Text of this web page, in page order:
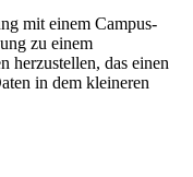
mit einem Campus-
zu einem
herzustellen, das einen
in dem kleineren